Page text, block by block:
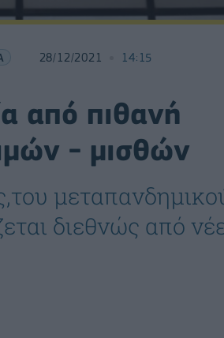
28/12/2021 14:15
από πιθανή
- μισθών
διεθνώς από